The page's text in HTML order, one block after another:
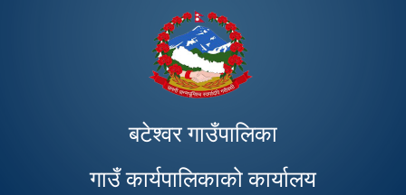
main
content
बटेश्वर गाउँपालिका
गाउँ कार्यपालिकाको कार्यालय